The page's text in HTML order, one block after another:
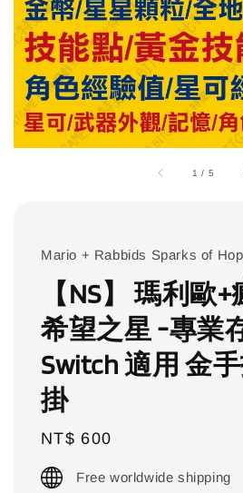
1 / 5
Mario + Rabbids Sparks of
【NS】 瑪利歐
希望之星 -專業
Switch 適用 金
掛
Regular
price
NT$ 600
Free worldwide shipping